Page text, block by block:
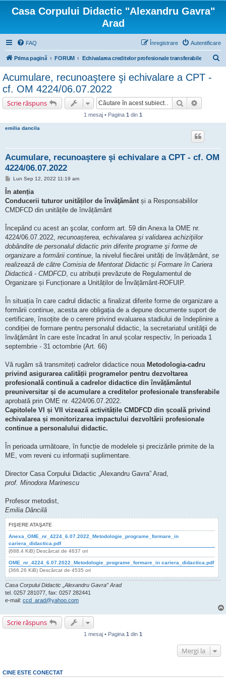
Casa Corpului Didactic "Alexandru Gavra"
Arad
FAQ Autentificare
Înregistrare
Prima pagină FORUM Echivalarea creditelor profesionale transferabile
Acumulare, recunoaştere şi echivalare a CPT -
cf. OM 4224/06.07.2022
Scrie răspuns Căutare
1 mesaj • Pagina 1 din 1
emilia dancila
Acumulare, recunoaştere şi echivalare a CPT - cf. OM
4224/06.07.2022
M
s
j
Lun Sep 12, 2022 11:19 am
În atenția
Conducerii tuturor unităților de învăţământși a Responsabililor
CMDFCD din unitățile de învățământ
Începând cu acest an şcolar, conform art. 59 din Anexa la OME nr.
4224/06.07.2022, recunoașterea, echivalarea şi validarea achiziţiilor
dobândite de personalul didactic prin diferite programe şi forme de
organizare a formării continue, la nivelul fiecărei unități de învățământ, se
realizează de către Comisia de Mentorat Didactic și Formare în Cariera
Didactică - CMDFCD, cu atribuții prevăzute de Regulamentul de
Organizare și Funcționare a Unităților de Învățământ-ROFUIP.
În situația în care cadrul didactic a finalizat diferite forme de organizare a
formării continue, acesta are obligația de a depune documente suport de
certificare, însoțite de o cerere privind evaluarea stadiului de îndeplinire a
condiției de formare pentru personalul didactic, la secretariatul unităţii de
învăţământ în care este încadrat în anul școlar respectiv, în perioada 1
septembrie - 31 octombrie (Art. 66)
Vă rugăm să transmiteți cadrelor didactice noua Metodologia-cadru
privind asigurarea calității programelor pentru dezvoltarea
profesională continuă a cadrelor didactice din învățământul
preuniversitar și de acumulare a creditelor profesionale transferabile
aprobată prin OME nr. 4224/06.07.2022.
Capitolele VI și VII vizează activitățile CMDFCD din școală privind
echivalarea și monitorizarea impactului dezvoltării profesionale
continue a personalului didactic.
În perioada următoare, în funcție de modelele și precizările primite de la
ME, vom reveni cu informații suplimentare.
Director Casa Corpului Didactic „Alexandru Gavra” Arad,
prof. Minodora Marinescu
Profesor metodist,
Emilia Dăncilă
FIŞIERE ATAŞATE
Anexa_OME_nr_4224_6.07.2022_Metodologie_programe_formare_in
cariera_didactica.pdf
(688.4 KiB) Descărcat de 4637 ori
OME_nr_4224_6.07.2022_Metodologie_programe_formare_in cariera_didactica.pdf
(366.26 KiB) Descărcat de 4535 ori
Casa Corpului Didactic „Alexandru Gavra” Arad
tel. 0257 281077, fax: 0257 282441
e-mail: ccd_arad@yahoo.com
Scrie răspuns
1 mesaj • Pagina 1 din 1
Mergi la
CINE ESTE CONECTAT